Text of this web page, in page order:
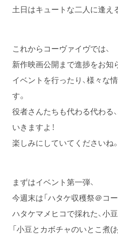
土日はキュートな二人に逢え
これからコーヴァイヴでは、
新作映画公開まで進捗をお知
イベントを行ったり、様々な
す。
役者さんたちも代わる代わる
いきますよ！
楽しみにしていてくださいね。
まずはイベント第一弾、
今週末は「ハタケ収穫祭＠コー
ハタケマメヒコで採れた、小
「小豆とカボチャのいとこ煮(お